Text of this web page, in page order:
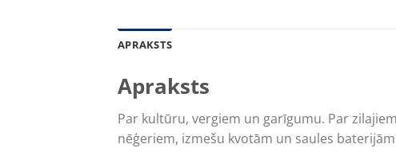
APRAKSTS
Apraksts
Par kultūru, vergiem un garīgumu. Par
nēģeriem, izmešu kvotām un saules